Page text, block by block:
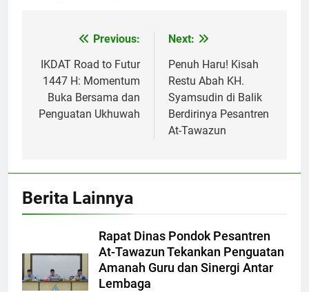
Navigasi
pos
Previous:
IKDAT Road to Futur
1447 H: Momentum
Buka Bersama dan
Penguatan Ukhuwah
Next:
Penuh Haru! Kisah
Restu Abah KH.
Syamsudin di Balik
Berdirinya Pesantren
At-Tawazun
Berita Lainnya
Rapat Dinas Pondok Pesantren
At-Tawazun Tekankan Penguatan
Amanah Guru dan Sinergi Antar
Lembaga